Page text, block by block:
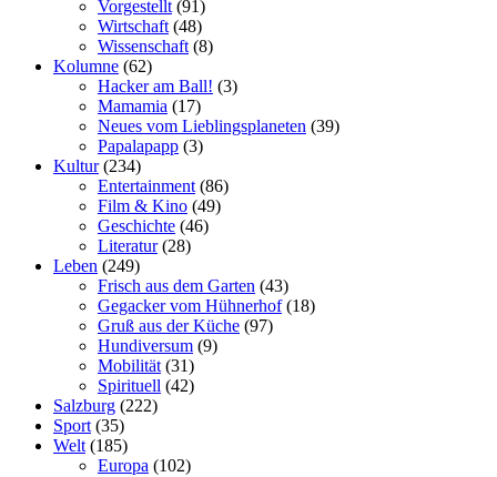
Vorgestellt (91)
Wirtschaft (48)
Wissenschaft (8)
Kolumne (62)
Hacker am Ball! (3)
Mamamia (17)
Neues vom Lieblingsplaneten (39)
Papalapapp (3)
Kultur(234)
Entertainment (86)
Film & Kino (49)
Geschichte (46)
Literatur(28)
Leben (249)
Frisch aus dem Garten (43)
Gegacker vom Hühnerhof(18)
Gruß aus der Küche (97)
Hundiversum (9)
Mobilität (31)
Spirituell (42)
Salzburg (222)
Sport (35)
Welt (185)
Europa (102)